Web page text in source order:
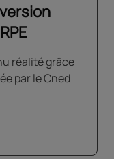
réalité grâce
par le Cned